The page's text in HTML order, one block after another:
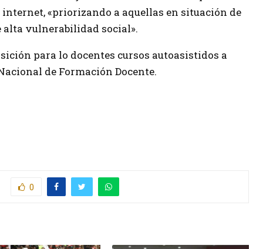
internet, «priorizando a aquellas en situación de
vulnerabilidad social».
para lo docentes cursos autoasistidos a
de Formación Docente.
0